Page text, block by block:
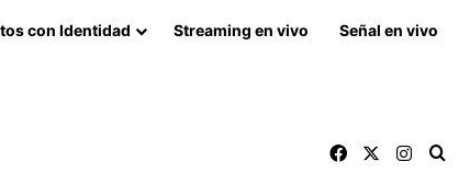
con Identidad Streaming en vivo Señal en vivo
Facebook